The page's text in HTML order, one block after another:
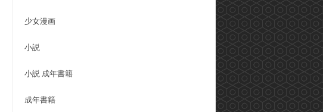
少女漫画
小説
小説 成年書籍
成年書籍